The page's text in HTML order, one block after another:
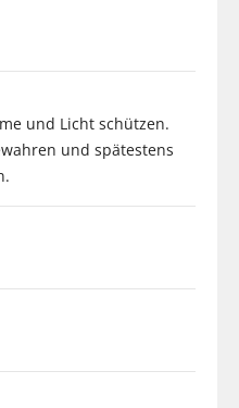
und Licht schützen.
und spätestens